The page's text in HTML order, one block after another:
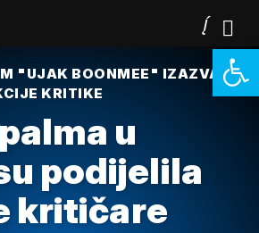
"UJAK BOONMEE" IZAZVAO
KRITIKE
u
podijelila
kritičare